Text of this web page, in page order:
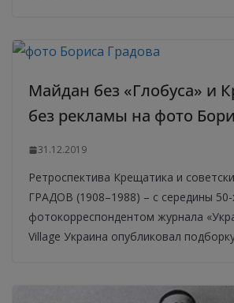
Майдан без «Глобуса» и
без рекламы на фото
31.12.2019
Ретроспектива Крещатика и
ГРАДОВ (1908–1988) – с середины
фотокорреспондентом журнала
Village Украина опубликовал